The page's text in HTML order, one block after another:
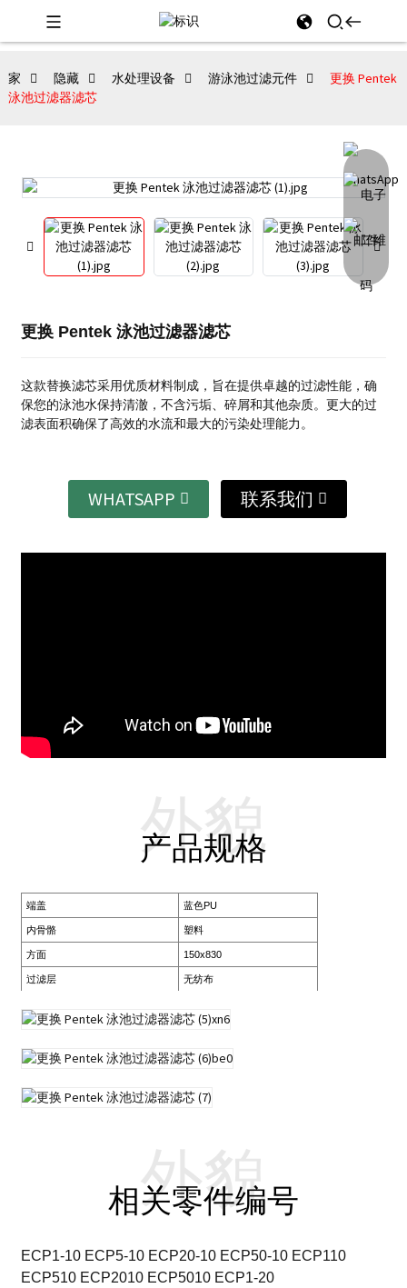
家 隐藏 水处理设备 游泳池过滤元件
更换 Pentek
泳池过滤器滤芯
更换 Pentek 泳池过滤器滤芯
这款替换滤芯采用优质材料制成，旨在提供卓越的过滤性能，确
保您的泳池水保持清澈，不含污垢、碎屑和其他杂质。 更大的过
滤表面积确保了高效的水流和最大的污染处理能力。
WHATSAPP 联系我们
产品规格
外貌
端盖 蓝色PU
内骨骼 塑料
方面 150x830
过滤层 无纺布
相关零件编号
外貌
ECP1-10 ECP5-10 ECP20-10 ECP50-10 ECP110
ECP510 ECP2010 ECP5010 ECP1-20